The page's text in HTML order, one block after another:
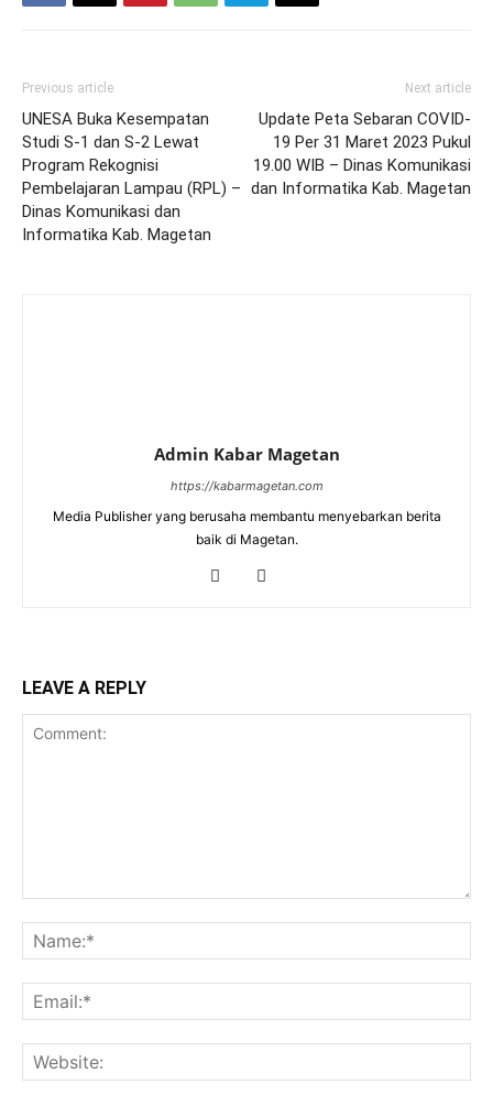
Previous article
UNESA Buka Kesempatan
Studi S-1 dan S-2 Lewat
Program Rekognisi
Pembelajaran Lampau (RPL) –
Dinas Komunikasi dan
Informatika Kab. Magetan
Next article
Update Peta Sebaran COVID-
19 Per 31 Maret 2023 Pukul
19.00 WIB – Dinas Komunikasi
dan Informatika Kab. Magetan
Admin Kabar Magetan
https://kabarmagetan.com
Media Publisher yang berusaha membantu menyebarkan berita
baik di Magetan.
LEAVE A REPLY